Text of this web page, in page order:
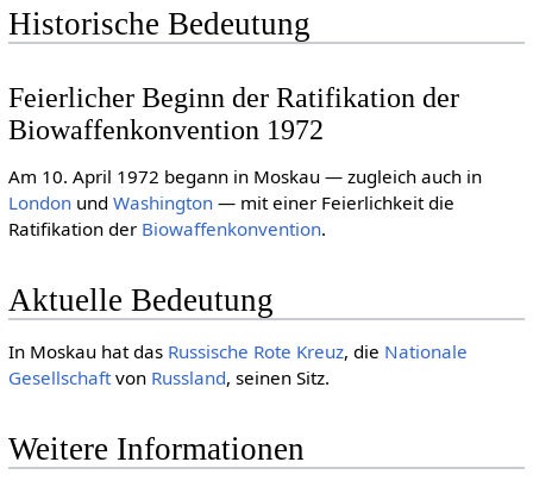
Historische Bedeutung
Feierlicher Beginn der Ratifikation der
Biowaffenkonvention 1972
Am 10. April 1972 begann in Moskau — zugleich auch in
Londonund Washington— mit einer Feierlichkeit die
Ratifikation der Biowaffenkonvention.
Aktuelle Bedeutung
In Moskau hat das Rus­si­sche Rote Kreuz, die Nationale
Gesellschaftvon Russland, seinen Sitz.
Weitere Informationen